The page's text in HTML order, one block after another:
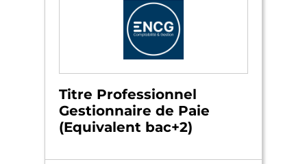
Titre Professionnel
Gestionnaire de Paie
(Equivalent bac+2)